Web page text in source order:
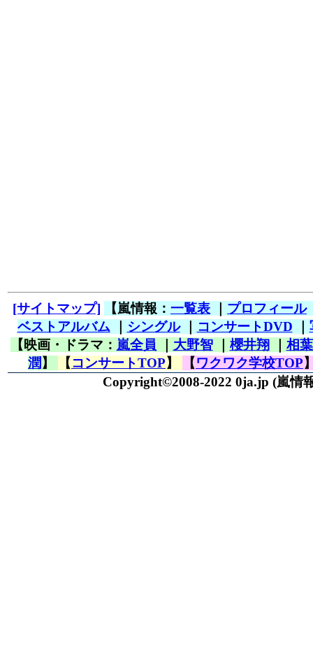
[サイトマップ] 【嵐情報： 一覧表 プロフィール
ベストアルバム｜ シングル｜ コンサートDVD
【映画・ドラマ： 嵐全員 大野智｜ 櫻井翔
相
潤 】 【コンサートTOP】 【ワクワク学校TOP
Copyright©2008-2022 0ja.jp (嵐情